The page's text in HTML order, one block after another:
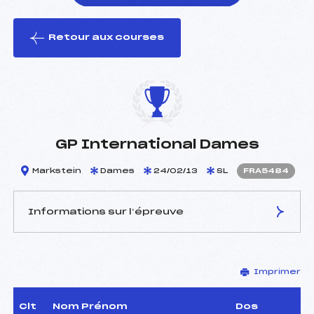
le ski
Retour aux courses
GP International Dames
Markstein Dames 24/02/13 SL FRA5484
Informations sur l’épreuve
WAGNER Michael (GER)
Arbitre :
MARTIN PHILIPPE (FRA)
Assistant :
Imprimer
Clt Nom Prénom Dos